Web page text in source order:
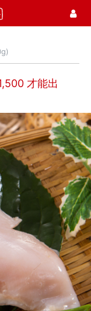
才能出